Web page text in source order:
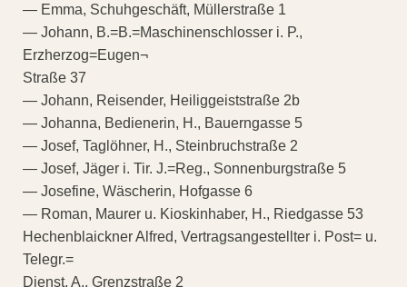
— Emma, Schuhgeschäft, Müllerstraße 1
— Johann, B.=B.=Maschinenschlosser i. P.,
Erzherzog=Eugen¬
Straße 37
— Johann, Reisender, Heiliggeiststraße 2b
— Johanna, Bedienerin, H., Bauerngasse 5
— Josef, Taglöhner, H., Steinbruchstraße 2
— Josef, Jäger i. Tir. J.=Reg., Sonnenburgstraße 5
— Josefine, Wäscherin, Hofgasse 6
— Roman, Maurer u. Kioskinhaber, H., Riedgasse 53
Hechenblaickner Alfred, Vertragsangestellter i. Post= u.
Telegr.=
Dienst, A., Grenzstraße 2